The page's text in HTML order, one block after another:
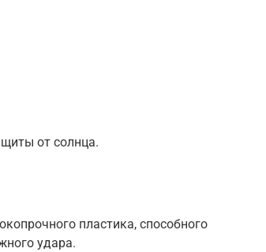
от солнца.
пластика, способного
удара.